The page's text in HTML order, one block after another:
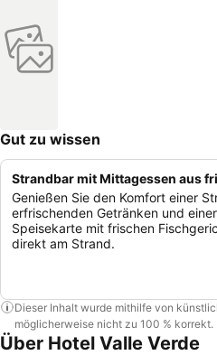
Gut zu wissen
Strandbar mit Mittagessen aus
Genießen Sie den Komfort einer
erfrischenden Getränken und
Speisekarte mit frischen
direkt am Strand.
Dieser Inhalt wurde mithilfe von
möglicherweise nicht zu 100 % korrekt.
Über Hotel Valle Verde